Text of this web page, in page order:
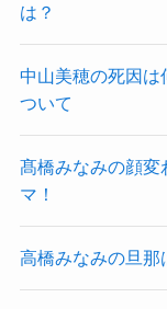
は？
中山美穂の死因は
ついて
髙橋みなみの顔変
マ！
高橋みなみの旦那